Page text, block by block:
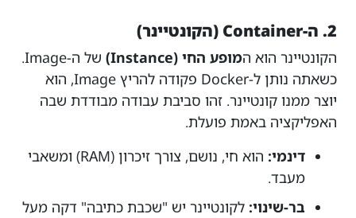
2. ה-Container (הקונטיינר)
הקונטיינר הוא המופע החי (Instance)
של ה-Image.
כשאתה נותן ל-Docker פקודה להריץ Image, הוא
יוצר ממנו קונטיינר. זהו סביבת עבודה מבודדת שבה
האפליקציה באמת פועלת.
דינמי:
הוא חי, נושם, צורך זיכרון (RAM) ומשאבי
מעבד.
בר-שינוי: לקונטיינר יש "שכבת כתיבה" דקה מעל